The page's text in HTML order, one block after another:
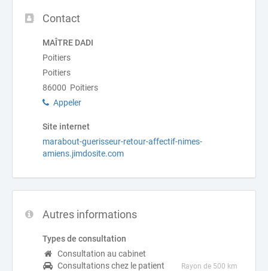
Contact
MAÎTRE DADI
Poitiers
Poitiers
86000 Poitiers
Appeler
Site internet
marabout-guerisseur-retour-affectif-nimes-
amiens.jimdosite.com
Autres informations
Types de consultation
Consultation au cabinet
Consultations chez le patient
Rayon de 500 km